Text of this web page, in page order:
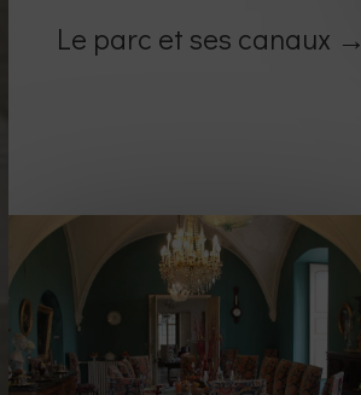
Le parc et ses canaux →